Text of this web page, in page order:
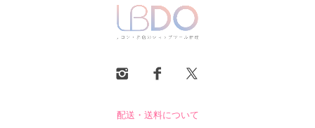
配送・送料について